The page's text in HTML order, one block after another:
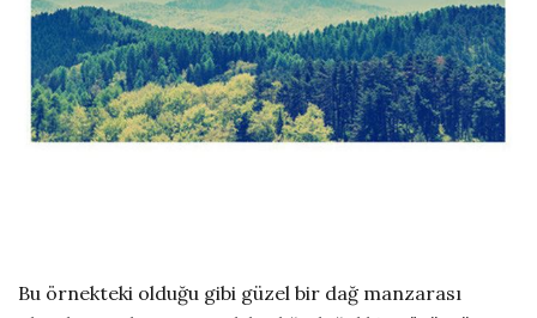
Bu örnekteki olduğu gibi güzel bir dağ manzarası